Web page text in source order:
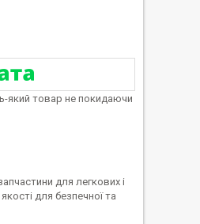
який товар не покидаючи
для легкових і
для безпечної та